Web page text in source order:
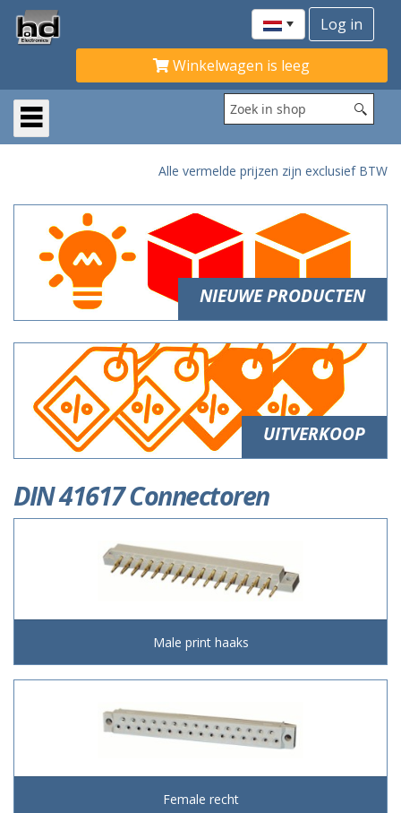
Winkelwagen is leeg
Alle vermelde prijzen zijn exclusief BTW
NIEUWE PRODUCTEN
UITVERKOOP
DIN 41617 Connectoren
Male print haaks
Female recht